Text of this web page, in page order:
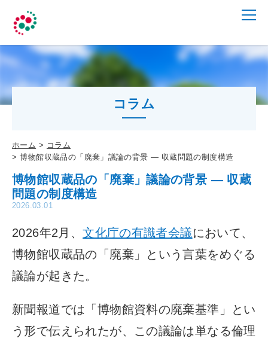
コラム
ホーム
コラム
博物館収蔵品の「廃棄」議論の背景 ― 収蔵問題の制度構造
博物館収蔵品の「廃棄」議論の背景 ― 収蔵
問題の制度構造
2026.03.01
2026年2月、文化庁の有識者会議において、
博物館収蔵品の「廃棄」という言葉をめぐる
議論が起きた。
新聞報道では「博物館資料の廃棄基準」とい
う形で伝えられたが、この議論は単なる倫理